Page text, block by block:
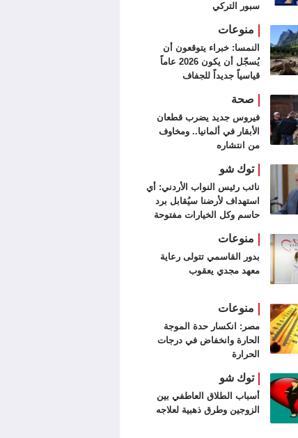
سبور التركي
منوعات
النمسا: خبراء يتوقعون أن
يُسجّل أن يكون 2026 عاماً
قياسياً جديداً للجفاف
صحة
فيروس جديد يضرب قطعان
الأبقار في ألمانيا.. ومخاوف
من انتشاره
توك شو
نائب رئيس النواب الأردني: أي
استهداف لأرضنا سيُقابل برد
حاسم وكل الخيارات مفتوحة
منوعات
بدور القاسمي تتولى رعاية
معهد مجدي يعقوب
منوعات
مصر: انكسار حدة الموجة
الحارة وانخفاض في درجات
الحرارة
توك شو
أسباب الطلاق العاطفي بين
الزوجين وطرق ذهبية لعلاجه